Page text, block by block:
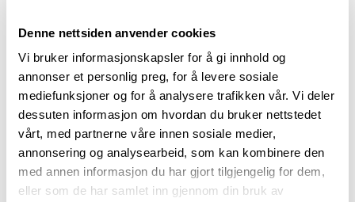
Denne nettsiden anvender cookies
Vi bruker informasjonskapsler for å gi innhold og
annonser et personlig preg, for å levere sosiale
mediefunksjoner og for å analysere trafikken vår. Vi deler
dessuten informasjon om hvordan du bruker nettstedet
vårt, med partnerne våre innen sosiale medier,
annonsering og analysearbeid, som kan kombinere den
med annen informasjon du har gjort tilgjengelig for dem,
eller som de har samlet inn gjennom din bruk av
Filmar
Oversikt over andres
produksjonar, eigne
produksjonar og historiske
klipp.